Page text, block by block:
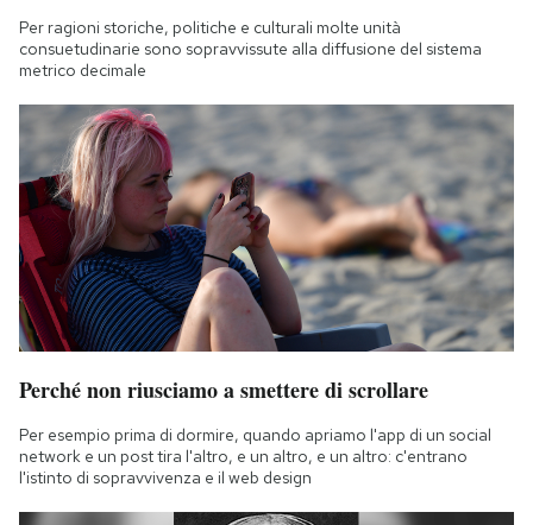
Per ragioni storiche, politiche e culturali molte unità
consuetudinarie sono sopravvissute alla diffusione del sistema
metrico decimale
Perché non riusciamo a smettere di scrollare
Per esempio prima di dormire, quando apriamo l'app di un social
network e un post tira l'altro, e un altro, e un altro: c'entrano
l'istinto di sopravvivenza e il web design